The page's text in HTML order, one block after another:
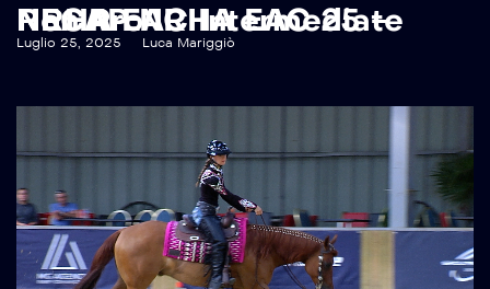
RECAP NRHA EAC 25 – NRHA EAC Intermediate Non Pro
Luglio 25, 2025 Luca Mariggiò